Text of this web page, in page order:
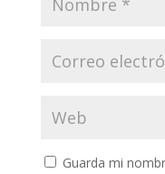
Guarda mi